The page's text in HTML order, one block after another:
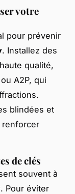
votre
pour prévenir
. Installez des
qualité,
A2P, qui
blindées et
renforcer
de clés
souvent à
. Pour éviter